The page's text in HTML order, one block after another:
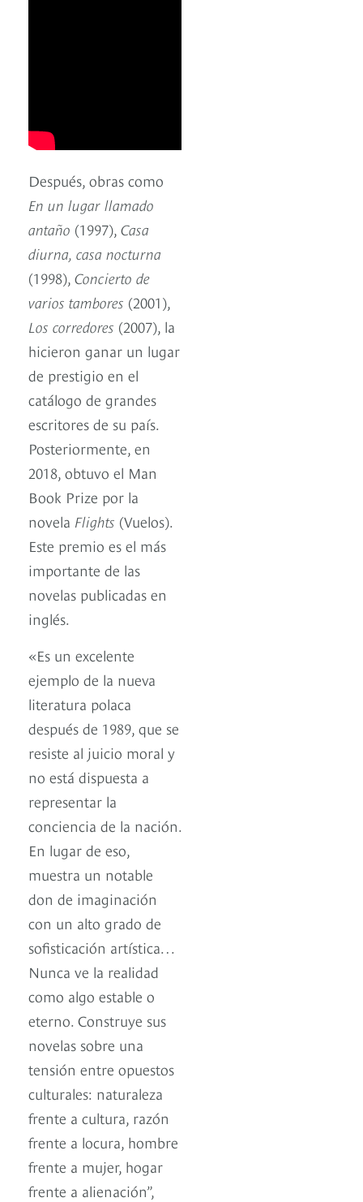
Después, obras como
En un lugar llamado
antaño (1997), Casa
diurna, casa nocturna
(1998), Concierto de
varios tambores (2001),
Los corredores (2007), la
hicieron ganar un lugar
de prestigio en el
catálogo de grandes
escritores de su país.
Posteriormente, en
2018, obtuvo el Man
Book Prize por la
novela Flights (Vuelos).
Este premio es el más
importante de las
novelas publicadas en
inglés.
«Es un excelente
ejemplo de la nueva
literatura polaca
después de 1989, que se
resiste al juicio moral y
no está dispuesta a
representar la
conciencia de la nación.
En lugar de eso,
muestra un notable
don de imaginación
con un alto grado de
sofisticación artística…
Nunca ve la realidad
como algo estable o
eterno. Construye sus
novelas sobre una
tensión entre opuestos
culturales: naturaleza
frente a cultura, razón
frente a locura, hombre
frente a mujer, hogar
frente a alienación”,